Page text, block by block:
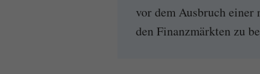
vor dem Ausbruch einer
den Finanzmärkten zu